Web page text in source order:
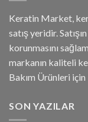
Keratin Market,
satış yeridir.
korunmasını
markanın kaliteli
Bakım Ürünleri için
SON YAZILAR